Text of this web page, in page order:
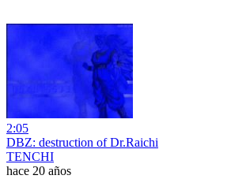
2:05
DBZ: destruction of Dr.Raichi
TENCHI
hace 20 años